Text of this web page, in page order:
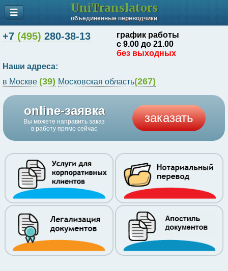
+7 (495) 280-38-13
график работы
с 9.00 до 21.00
без выходных
Наши адреса:
в Москве (39) Московская область(267)
online-заявка
Вы можете направить заказ
в работу прямо сейчас
заказать
UniTranslators
объединенные переводчики